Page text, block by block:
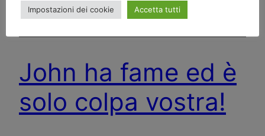
John ha fame ed è
solo colpa vostra!
Impostazioni dei cookie Accetta tutti